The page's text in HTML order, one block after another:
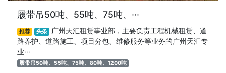
履带吊50吨、55吨、75吨、···
推荐 头条
广州天汇租赁事业部，主要负责工程机械租赁、道
路养护、道路施工、项目分包、维修服务等业务的广州天汇专
业···
履带吊50吨、55吨、75吨、80吨、1200吨